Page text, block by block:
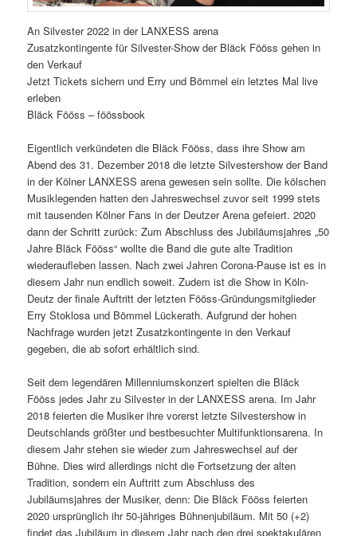
An Silvester 2022 in der LANXESS arena
Zusatzkontingente für Silvester-Show der Bläck Fööss gehen in
den Verkauf
Jetzt Tickets sichern und Erry und Bömmel ein letztes Mal live
erleben
Bläck Fööss – föössbook
Eigentlich verkündeten die Bläck Fööss, dass ihre Show am
Abend des 31. Dezember 2018 die letzte Silvestershow der Band
in der Kölner LANXESS arena gewesen sein sollte. Die kölschen
Musiklegenden hatten den Jahreswechsel zuvor seit 1999 stets
mit tausenden Kölner Fans in der Deutzer Arena gefeiert. 2020
dann der Schritt zurück: Zum Abschluss des Jubiläumsjahres „50
Jahre Bläck Fööss“ wollte die Band die gute alte Tradition
wiederaufleben lassen. Nach zwei Jahren Corona-Pause ist es in
diesem Jahr nun endlich soweit. Zudem ist die Show in Köln-
Deutz der finale Auftritt der letzten Fööss-Gründungsmitglieder
Erry Stoklosa und Bömmel Lückerath. Aufgrund der hohen
Nachfrage wurden jetzt Zusatzkontingente in den Verkauf
gegeben, die ab sofort erhältlich sind.
Seit dem legendären Millenniumskonzert spielten die Bläck
Fööss jedes Jahr zu Silvester in der LANXESS arena. Im Jahr
2018 feierten die Musiker ihre vorerst letzte Silvestershow in
Deutschlands größter und bestbesuchter Multifunktionsarena. In
diesem Jahr stehen sie wieder zum Jahreswechsel auf der
Bühne. Dies wird allerdings nicht die Fortsetzung der alten
Tradition, sondern ein Auftritt zum Abschluss des
Jubiläumsjahres der Musiker, denn: Die Bläck Fööss feierten
2020 ursprünglich ihr 50-jähriges Bühnenjubiläum. Mit 50 (+2)
findet das Jubiläum in diesem Jahr nach den drei spektakulären